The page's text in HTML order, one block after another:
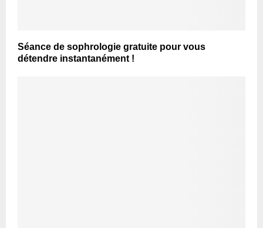
Séance de sophrologie gratuite pour vous
détendre instantanément !